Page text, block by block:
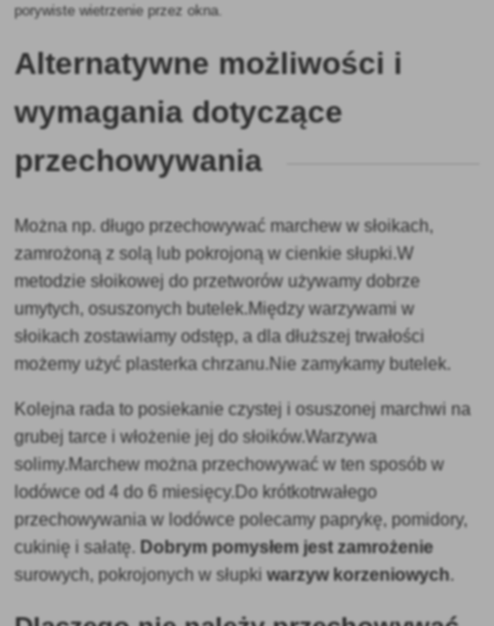
porywiste wietrzenie przez okna.
Alternatywne możliwości i
wymagania dotyczące
przechowywania
Można np. długo przechowywać marchew w słoikach,
zamrożoną z solą lub pokrojoną w cienkie słupki.W
metodzie słoikowej do przetworów używamy dobrze
umytych, osuszonych butelek.Między warzywami w
słoikach zostawiamy odstęp, a dla dłuższej trwałości
możemy użyć plasterka chrzanu.Nie zamykamy butelek.
Kolejna rada to posiekanie czystej i osuszonej marchwi na
grubej tarce i włożenie jej do słoików.Warzywa
solimy.Marchew można przechowywać w ten sposób w
lodówce od 4 do 6 miesięcy.Do krótkotrwałego
przechowywania w lodówce polecamy paprykę, pomidory,
cukinię i sałatę. Dobrym pomysłem jest zamrożenie
surowych, pokrojonych w słupkiwarzyw korzeniowych.